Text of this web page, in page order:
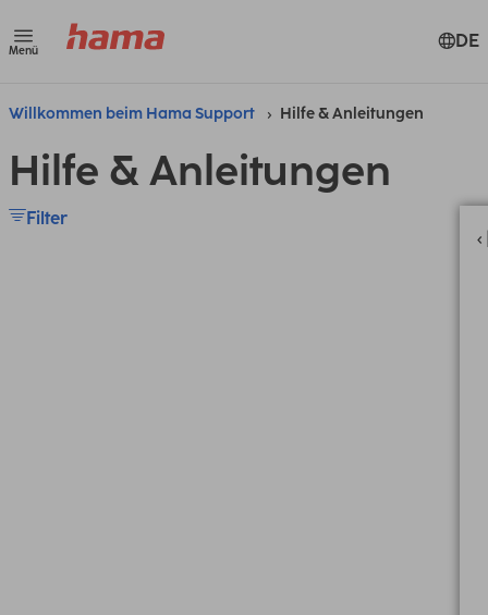
Menü DE
Willkommen beim Hama Support Hilfe & Anleitungen
Hilfe & Anleitungen
Filter